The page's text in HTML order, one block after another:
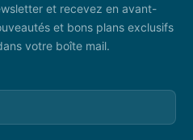
et recevez en avant-
et bons plans exclusifs
votre boîte mail.